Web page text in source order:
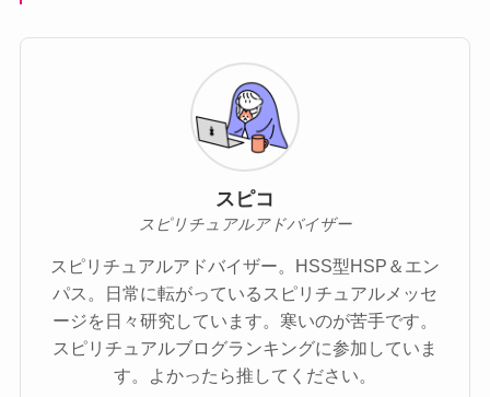
スピコ
スピリチュアルアドバイザー
スピリチュアルアドバイザー。HSS型HSP＆エン
パス。日常に転がっているスピリチュアルメッセ
ージを日々研究しています。寒いのが苦手です。
スピリチュアルブログランキングに参加していま
す。よかったら推してください。